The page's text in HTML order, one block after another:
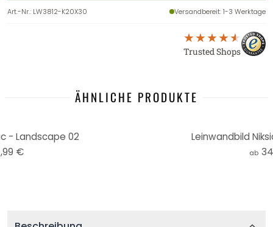
Art.-Nr.: LW3812-K20X30 Versandbereit: 1-3 Werktage
Trusted Shops
ÄHNLICHE PRODUKTE
- Landscape 02
€
Leinwandbild
ab